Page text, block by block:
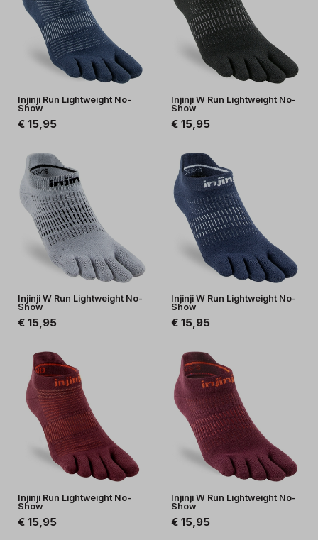
Injinji Run Lightweight No-
Show
€ 15,95
Injinji W Run Lightweight No-
Show
€ 15,95
Injinji W Run Lightweight No-
Show
€ 15,95
Injinji W Run Lightweight No-
Show
€ 15,95
Injinji Run Lightweight No-
Show
€ 15,95
Injinji W Run Lightweight No-
Show
€ 15,95